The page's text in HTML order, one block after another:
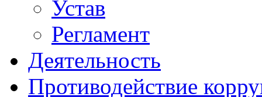
Устав
Регламент
Деятельность
Противодействие